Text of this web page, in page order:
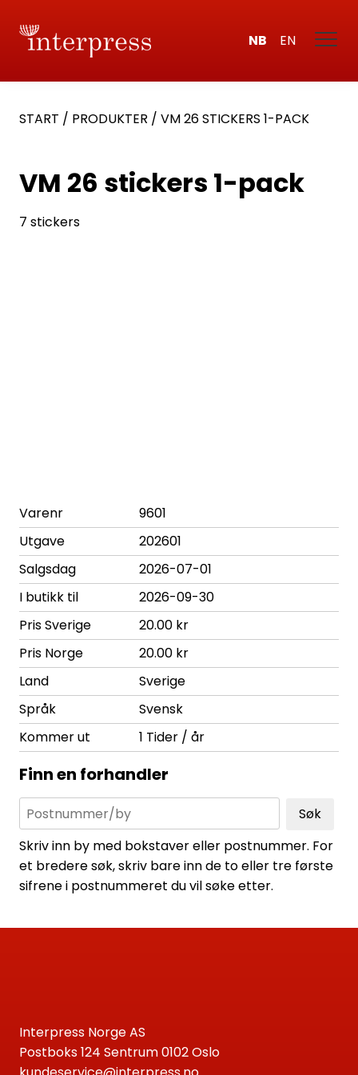
NB EN
START / PRODUKTER / VM 26 STICKERS 1-PACK
VM 26 stickers 1-pack
7 stickers
Varenr
9601
Utgave
202601
Salgsdag
2026-07-01
I butikk til
2026-09-30
Pris Sverige
20.00 kr
Pris Norge
20.00 kr
Land
Sverige
Språk
Svensk
Kommer ut
1 Tider / år
Finn en forhandler
Søk
Skriv inn by med bokstaver eller postnummer. For
et bredere søk, skriv bare inn de to eller tre første
sifrene i postnummeret du vil søke etter.
Interpress Norge AS
Postboks 124 Sentrum 0102 Oslo